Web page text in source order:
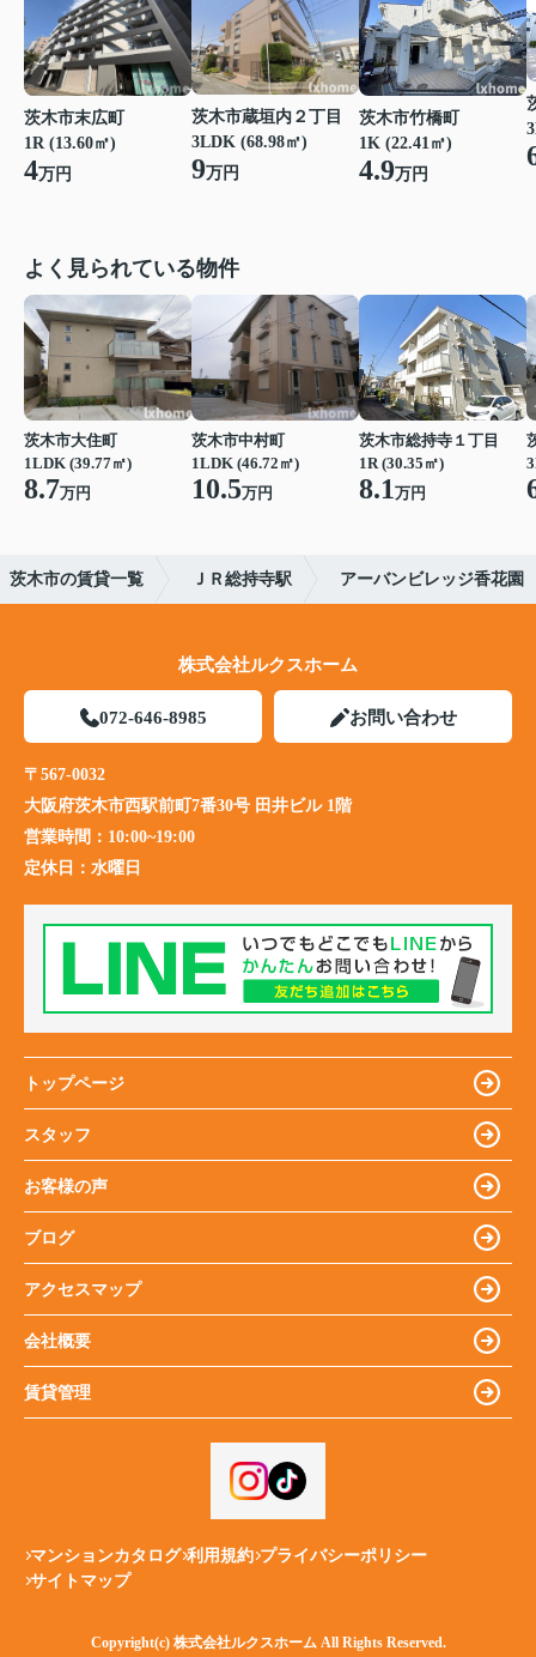
茨木市末広町
1R (13.60㎡)
4万円
茨木市蔵垣内２丁目
3LDK (68.98㎡)
9万円
茨木市竹橋町
1K (22.41㎡)
4.9万円
よく見られている物件
茨木市大住町
1LDK (39.77㎡)
8.7万円
茨木市中村町
1LDK (46.72㎡)
10.5万円
茨木市総持寺１丁目
1R (30.35㎡)
8.1万円
茨木市の賃貸一覧 ＪＲ総持寺駅 アーバンビレッジ香花園
株式会社ルクスホーム
072-646-8985 お問い合わせ
〒567-0032
大阪府茨木市西駅前町7番30号 田井ビル 1階
営業時間： 10:00~19:00
定休日： 水曜日
トップページ
スタッフ
お客様の声
ブログ
アクセスマップ
会社概要
賃貸管理
マンションカタログ 利用規約 プライバシーポリシー
サイトマップ
Copyright(c) 株式会社ルクスホーム All Rights Reserved.